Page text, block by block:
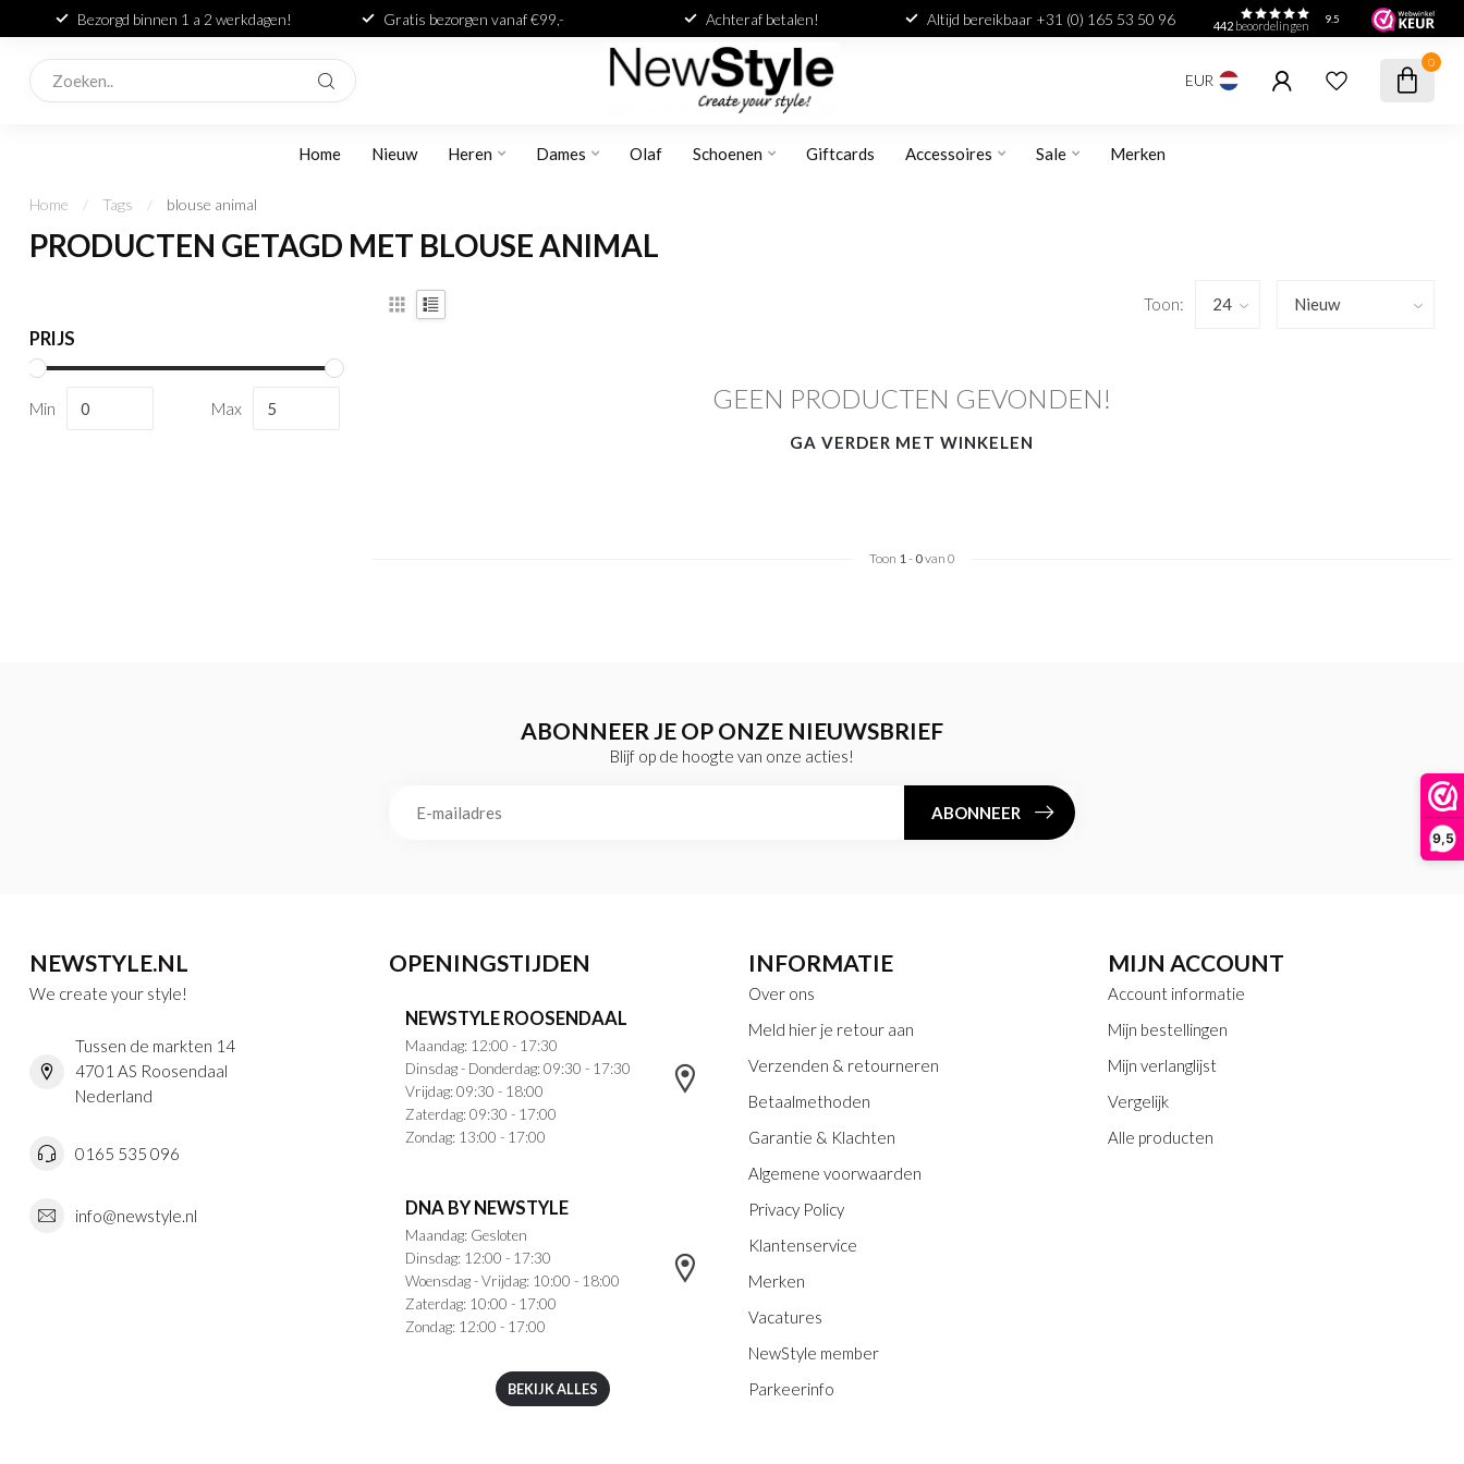
9,5
Bezorgd binnen 1 a 2 werkdagen! Gratis bezorgen vanaf €99,- Achteraf betalen! Altijd bereikbaar +31 (0) 165 53 50 96 442beoordelingen
9.5
EUR
0
Home Nieuw Heren Dames Olaf Schoenen Giftcards Accessoires Sale Merken
Home / Tags / blouse animal
PRODUCTEN GETAGD MET BLOUSE ANIMAL
PRIJS
Min Max
Toon:
GEEN PRODUCTEN GEVONDEN!
GA VERDER MET WINKELEN
Toon 1- 0van 0
ABONNEER JE OP ONZE NIEUWSBRIEF
Blijf op de hoogte van onze acties!
ABONNEER
NEWSTYLE.NL
We create your style!
Tussen de markten 14
4701 AS Roosendaal
Nederland
0165 535 096
info@newstyle.nl
OPENINGSTIJDEN
NEWSTYLE ROOSENDAAL
Maandag: 12:00 - 17:30
Dinsdag - Donderdag: 09:30 - 17:30
Vrijdag: 09:30 - 18:00
Zaterdag: 09:30 - 17:00
Zondag: 13:00 - 17:00
DNA BY NEWSTYLE
Maandag: Gesloten
Dinsdag: 12:00 - 17:30
Woensdag - Vrijdag: 10:00 - 18:00
Zaterdag: 10:00 - 17:00
Zondag: 12:00 - 17:00
BEKIJK ALLES
INFORMATIE
Over ons
Meld hier je retour aan
Verzenden & retourneren
Betaalmethoden
Garantie & Klachten
Algemene voorwaarden
Privacy Policy
Klantenservice
Merken
Vacatures
NewStyle member
Parkeerinfo
MIJN ACCOUNT
Account informatie
Mijn bestellingen
Mijn verlanglijst
Vergelijk
Alle producten